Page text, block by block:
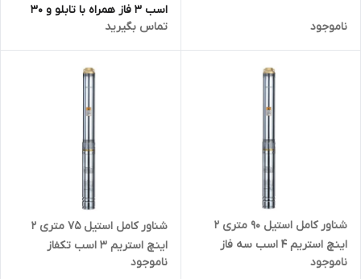
تنه ۴ اینچ 3 فاز
ناموجود
اسب 3 فاز همراه با تابلو و 30
105/20-3 | الکترو پمپ شناور
استیل قلمی کامل تنه باریک
مدادی کابل بلند سه فاز دو اینچ
تماس بگیرید
شناور کامل استیل 90 متری 2
اینچ استریم ۴ اسب سه فاز
ناموجود
شناور کامل استیل ۷۵ متری ۲
اینچ استریم ۳ اسب تکفاز
ناموجود